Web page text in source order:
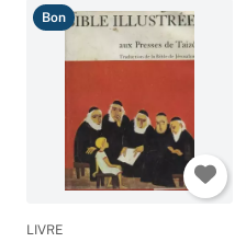
Bon
LIVRE